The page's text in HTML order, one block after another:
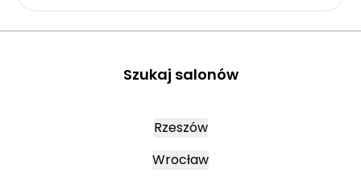
Szukaj salonów
Rzeszów
Wrocław